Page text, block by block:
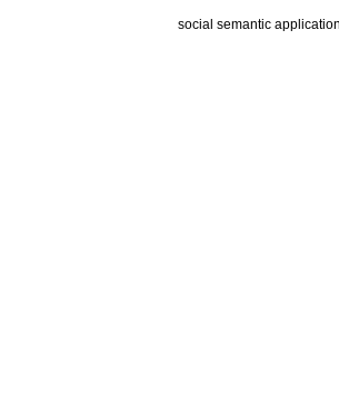
social semantic